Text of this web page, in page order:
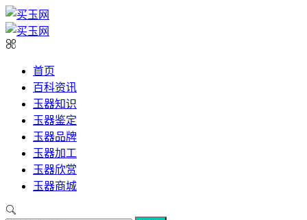
首页
百科资讯
玉器知识
玉器鉴定
玉器品牌
玉器加工
玉器欣赏
玉器商城